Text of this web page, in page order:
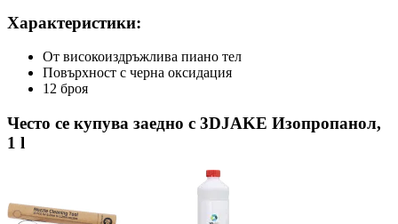
Характеристики:
От високоиздръжлива пиано тел
Повърхност с черна оксидация
12 броя
Често се купува заедно с 3DJAKE Изопропанол,
1 l